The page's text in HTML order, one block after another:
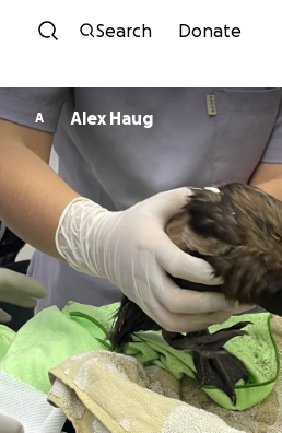
Skip to
Search Donate
A Alex Haug